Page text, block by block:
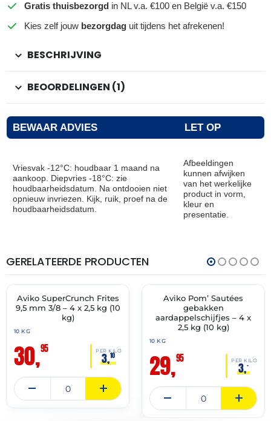
Gratis thuisbezorgd in NL v.a. €100 en België v.a. €150
Kies zelf jouw bezorgdag uit tijdens het afrekenen!
BESCHRIJVING
BEOORDELINGEN (1)
BEWAAR ADVIES LET OP
Vriesvak -12°C: houdbaar 1 maand na
aankoop. Diepvries -18°C: zie
houdbaarheidsdatum. Na ontdooien niet
opnieuw invriezen. Kijk, ruik, proef na de
houdbaarheidsdatum.
Afbeeldingen
kunnen afwijken
van het werkelijke
product in vorm,
kleur en
presentatie.
GERELATEERDE PRODUCTEN
✓ VAST ASSORTIMENT
THT:
16-
Aviko SuperCrunch Frites
9,5 mm 3/8 – 4 x 2,5 kg (10
kg)
10 KG
30,95 PER KILO
3,10
✓ VAST ASSORTIMENT
Aviko Pom’ Sautées
gebakken
aardappelschijfjes – 4 x
2,5 kg (10 kg)
10 KG
29,95 PER KILO
3,–